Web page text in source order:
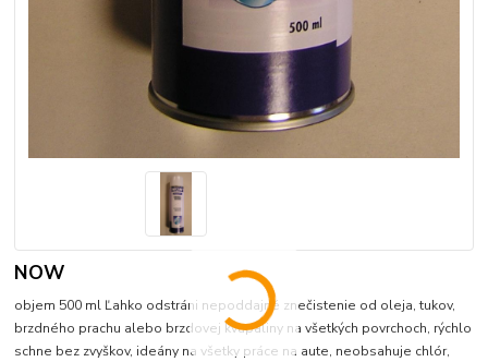
NOW
objem 500 ml Ľahko odstráni nepoddajné znečistenie od oleja, tukov,
brzdného prachu alebo brzdovej kvapaliny na všetkých povrchoch, rýchlo
schne bez zvyškov, ideány na všetky práce na aute, neobsahuje chlór,